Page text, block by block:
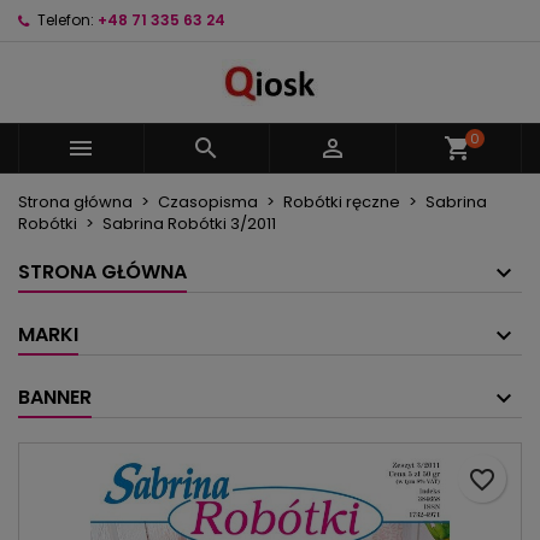
Telefon: +48 71 335 63 24
   shopping_cart0
Strona główna Czasopisma Robótki ręczne
Sabrina
Robótki
Sabrina Robótki 3/2011
STRONA GŁÓWNA
MARKI
BANNER
favorite_border
Nazwa listy życzeń
Anuluj
Musisz być zalogowany by zapisać produkty na
swojej liście życzeń.
Anuluj Zaloguj się